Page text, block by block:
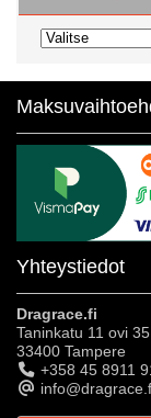
Yhteystiedot
Dragrace.fi
Taninkatu 11 ovi 35
33400 Tampere
+358 45 8911